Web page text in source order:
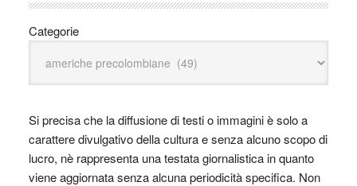
Categorie
Si precisa che la diffusione di testi o immagini è solo a
carattere divulgativo della cultura e senza alcuno scopo di
lucro, nè rappresenta una testata giornalistica in quanto
viene aggiornata senza alcuna periodicità specifica. Non